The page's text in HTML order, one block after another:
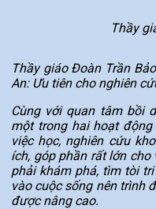
Thầy
Thầy giáo Đoàn Trần
An: Ưu tiên cho nghiên
Cùng với quan tâm bồi
một trong hai hoạt
việc học, nghiên cứu
ích, góp phần rất lớn
phải khám phá, tìm tòi
vào cuộc sống nên trình
được nâng cao.